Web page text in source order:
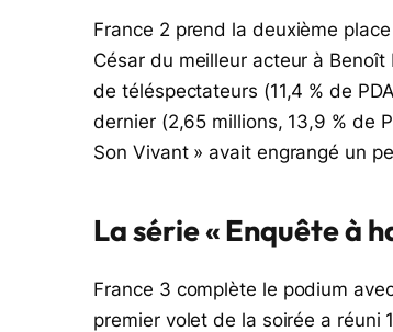
France 2 prend la deuxième
César du meilleur acteur à
de téléspectateurs (11,4 % de
dernier (2,65 millions, 13,9 % de
Son Vivant » avait engrangé un
La série « Enquête à
France 3 complète le podium
premier volet de la soirée a réuni